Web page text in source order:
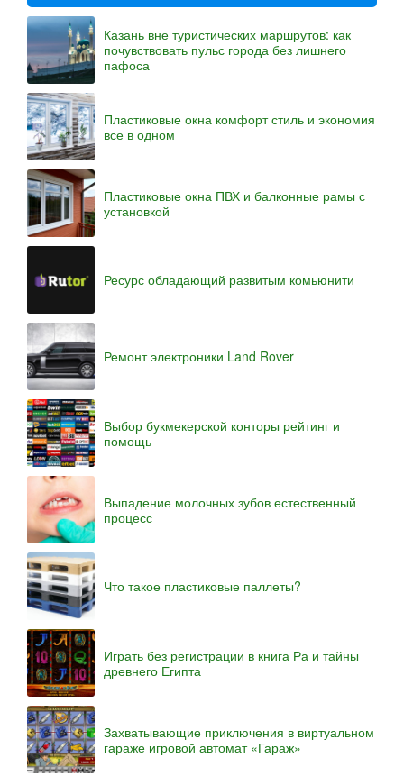
Казань вне туристических маршрутов: как
почувствовать пульс города без лишнего
пафоса
Пластиковые окна комфорт стиль и экономия
все в одном
Пластиковые окна ПВХ и балконные рамы с
установкой
Ресурс обладающий развитым комьюнити
Ремонт электроники Land Rover
Выбор букмекерской конторы рейтинг и
помощь
Выпадение молочных зубов естественный
процесс
Что такое пластиковые паллеты?
Играть без регистрации в книга Ра и тайны
древнего Египта
Захватывающие приключения в виртуальном
гараже игровой автомат «Гараж»